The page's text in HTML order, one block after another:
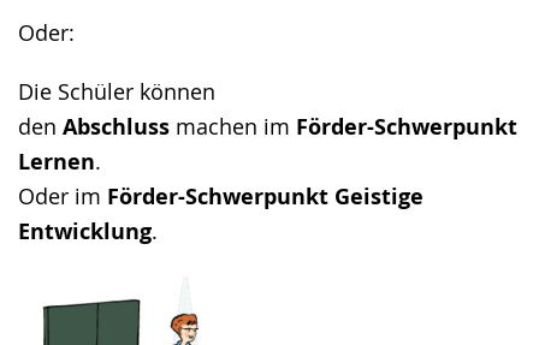
Oder:
Die Schüler können
den Abschluss machen im Förder-Schwerpunkt
Lernen.
Oder im Förder-Schwerpunkt Geistige
Entwicklung.